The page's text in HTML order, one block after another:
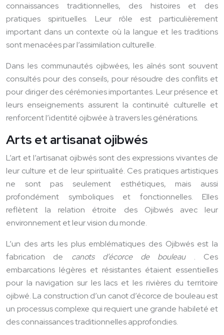
connaissances traditionnelles, des histoires et des
pratiques spirituelles. Leur rôle est particulièrement
important dans un contexte où la langue et les traditions
sont menacées par l’assimilation culturelle.
Dans les communautés ojibwées, les aînés sont souvent
consultés pour des conseils, pour résoudre des conflits et
pour diriger des cérémonies importantes. Leur présence et
leurs enseignements assurent la continuité culturelle et
renforcent l’identité ojibwée à travers les générations.
Arts et artisanat ojibwés
L’art et l’artisanat ojibwés sont des expressions vivantes de
leur culture et de leur spiritualité. Ces pratiques artistiques
ne sont pas seulement esthétiques, mais aussi
profondément symboliques et fonctionnelles. Elles
reflètent la relation étroite des Ojibwés avec leur
environnement et leur vision du monde.
L’un des arts les plus emblématiques des Ojibwés est la
fabrication de canots d’écorce de bouleau . Ces
embarcations légères et résistantes étaient essentielles
pour la navigation sur les lacs et les rivières du territoire
ojibwé. La construction d’un canot d’écorce de bouleau est
un processus complexe qui requiert une grande habileté et
des connaissances traditionnelles approfondies.